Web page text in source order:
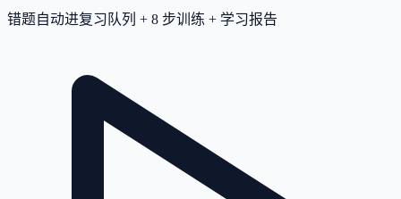
错题自动进复习队列 + 8 步训练 + 学习报告